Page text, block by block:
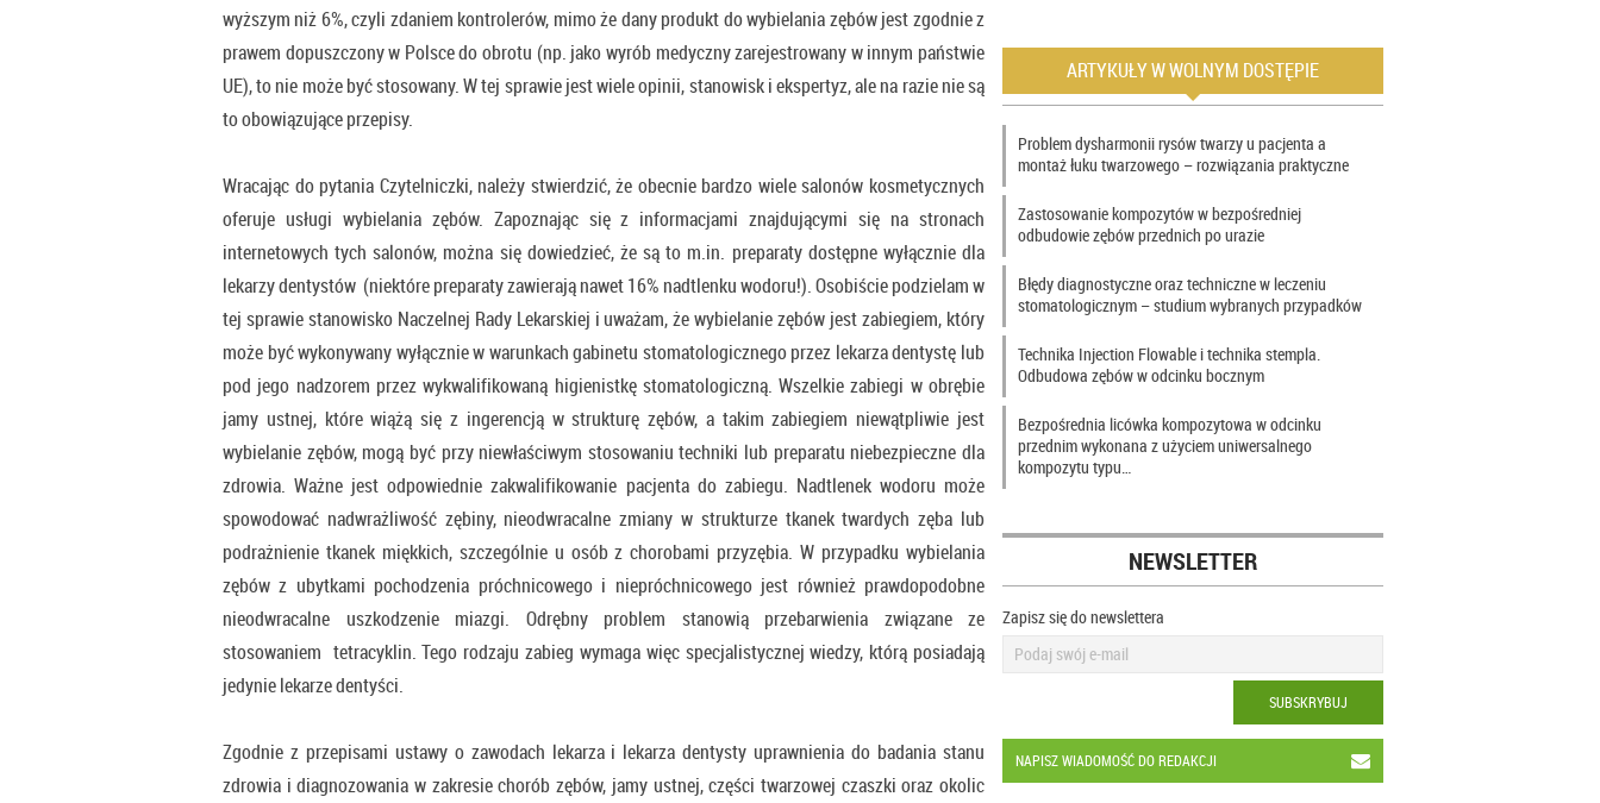
wyższym niż 6%, czyli zdaniem kontrolerów, mimo że dany produkt do wybielania zębów jest zgodnie z
prawem dopuszczony w Polsce do obrotu (np. jako wyrób medyczny zarejestrowany w innym państwie
UE), to nie może być stosowany. W tej sprawie jest wiele opinii, stanowisk i ekspertyz, ale na razie nie są
to obowiązujące przepisy.
Wracając do pytania Czytelniczki, należy stwierdzić, że obecnie bardzo wiele salonów kosmetycznych
oferuje usługi wybielania zębów. Zapoznając się z informacjami znajdującymi się na stronach
internetowych tych salonów, można się dowiedzieć, że są to m.in. preparaty dostępne wyłącznie dla
lekarzy dentystów (niektóre preparaty zawierają nawet 16% nadtlenku wodoru!). Osobiście podzielam w
tej sprawie stanowisko Naczelnej Rady Lekarskiej i uważam, że wybielanie zębów jest zabiegiem, który
może być wykonywany wyłącznie w warunkach gabinetu stomatologicznego przez lekarza dentystę lub
pod jego nadzorem przez wykwalifikowaną higienistkę stomatologiczną. Wszelkie zabiegi w obrębie
jamy ustnej, które wiążą się z ingerencją w strukturę zębów, a takim zabiegiem niewątpliwie jest
wybielanie zębów, mogą być przy niewłaściwym stosowaniu techniki lub preparatu niebezpieczne dla
zdrowia. Ważne jest odpowiednie zakwalifikowanie pacjenta do zabiegu. Nadtlenek wodoru może
spowodować nadwrażliwość zębiny, nieodwracalne zmiany w strukturze tkanek twardych zęba lub
podrażnienie tkanek miękkich, szczególnie u osób z chorobami przyzębia. W przypadku wybielania
zębów z ubytkami pochodzenia próchnicowego i niepróchnicowego jest również prawdopodobne
nieodwracalne uszkodzenie miazgi. Odrębny problem stanowią przebarwienia związane ze
stosowaniem tetracyklin. Tego rodzaju zabieg wymaga więc specjalistycznej wiedzy, którą posiadają
jedynie lekarze dentyści.
Zgodnie z przepisami ustawy o zawodach lekarza i lekarza dentysty uprawnienia do badania stanu
zdrowia i diagnozowania w zakresie chorób zębów, jamy ustnej, części twarzowej czaszki oraz okolic
ARTYKUŁY W WOLNYM DOSTĘPIE
Problem dysharmonii rysów twarzy u pacjenta a
montaż łuku twarzowego – rozwiązania praktyczne
Zastosowanie kompozytów w bezpośredniej
odbudowie zębów przednich po urazie
Błędy diagnostyczne oraz techniczne w leczeniu
stomatologicznym – studium wybranych przypadków
Technika Injection Flowable i technika stempla.
Odbudowa zębów w odcinku bocznym
Bezpośrednia licówka kompozytowa w odcinku
przednim wykonana z użyciem uniwersalnego
kompozytu typu…
NEWSLETTER
Zapisz się do newslettera
SUBSKRYBUJ
NAPISZ WIADOMOŚĆ DO REDAKCJI